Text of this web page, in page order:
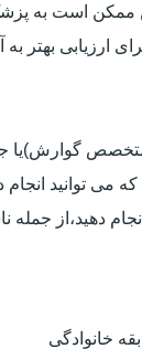
است به
ارزیابی بهتر به
گوارش)یا
می توانید انجام
دهید،از جمله
خانوادگی